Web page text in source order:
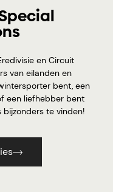
en Circuit
van eilanden en
bent, een
een liefhebber bent
bijzonders te vinden!